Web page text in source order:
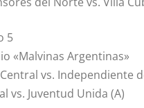
5
«Malvinas Argentinas»
vs. Independiente
vs. Juventud Unida (A)